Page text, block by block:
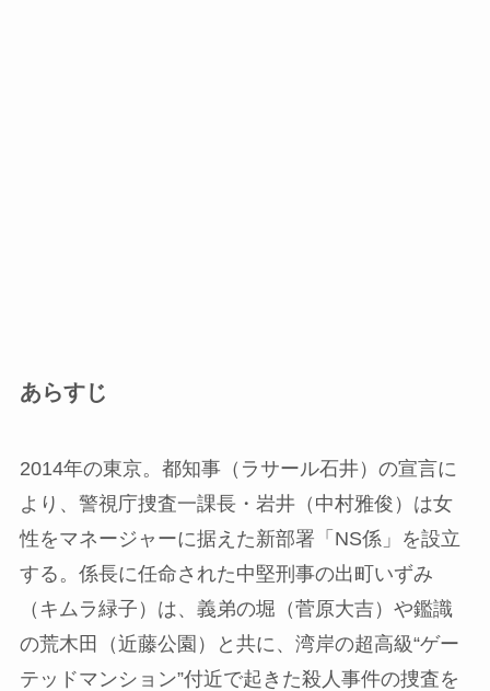
あらすじ
2014年の東京。都知事（ラサール石井）の宣言に
より、警視庁捜査一課長・岩井（中村雅俊）は女
性をマネージャーに据えた新部署「NS係」を設立
する。係長に任命された中堅刑事の出町いずみ
（キムラ緑子）は、義弟の堀（菅原大吉）や鑑識
の荒木田（近藤公園）と共に、湾岸の超高級“ゲー
テッドマンション”付近で起きた殺人事件の捜査を